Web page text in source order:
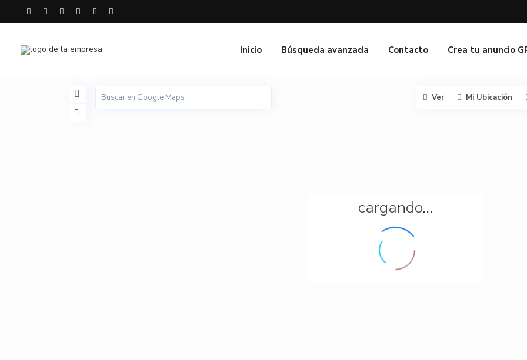
Inicio Búsqueda avanzada Contacto Crea tu anuncio
cargando...
Ver Mi Ubicación